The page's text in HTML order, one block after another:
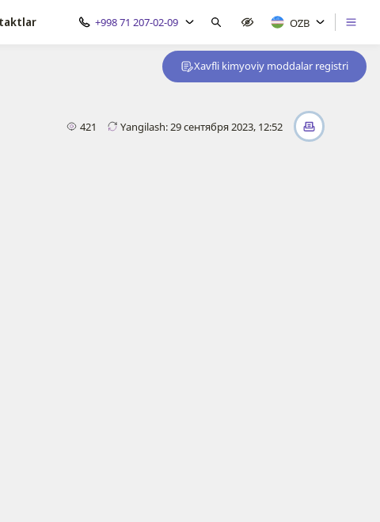
+998 71 207-02-09 OʻZB
Xavfli kimyoviy moddalar registri
421 Yangilash: 29 сентября 2023, 12:52